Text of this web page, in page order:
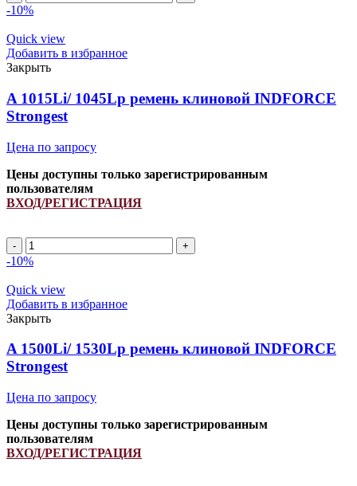
1250Li/
ремень
клиновой
INDFORCE
Strongest
quantity
-10%
Quick view
Добавить в избранное
Закрыть
A 1015Li/ 1045Lp ремень клиновой INDFORCE
Strongest
Цена по запросу
Цены доступны только зарегистрированным
пользователям
ВХОД/РЕГИСТРАЦИЯ
A
1015Li/
ремень
клиновой
INDFORCE
Strongest
quantity
-10%
Quick view
Добавить в избранное
Закрыть
A 1500Li/ 1530Lp ремень клиновой INDFORCE
Strongest
Цена по запросу
Цены доступны только зарегистрированным
пользователям
ВХОД/РЕГИСТРАЦИЯ